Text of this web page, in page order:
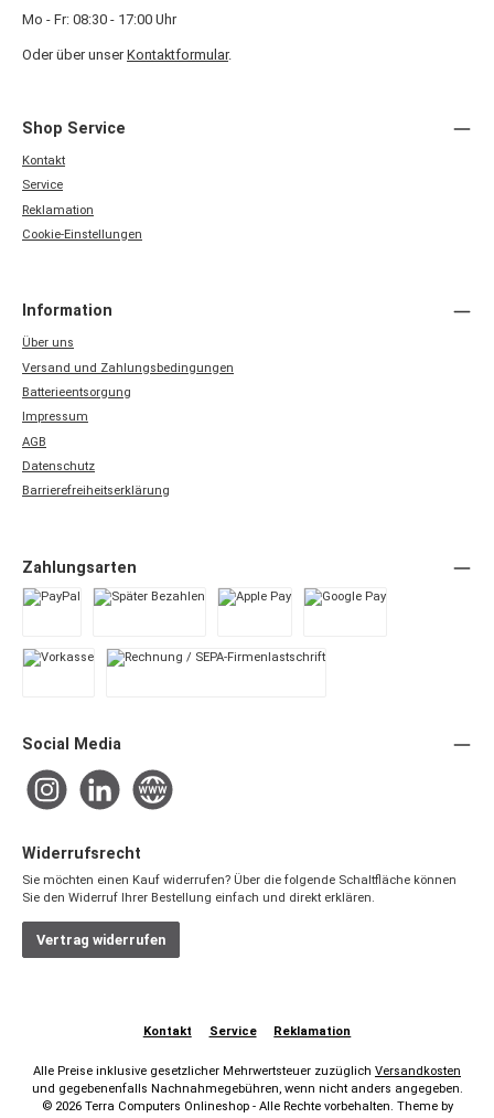
Mo - Fr: 08:30 - 17:00 Uhr
Oder über unser Kontaktformular.
Shop Service
Kontakt
Service
Reklamation
Cookie-Einstellungen
Information
Über uns
Versand und Zahlungsbedingungen
Batterieentsorgung
Impressum
AGB
Datenschutz
Barrierefreiheitserklärung
Zahlungsarten
Social Media
InstagramLinkedIn Website
Widerrufsrecht
Sie möchten einen Kauf widerrufen? Über die folgende Schaltfläche können
Sie den Widerruf Ihrer Bestellung einfach und direkt erklären.
Vertrag widerrufen
Kontakt Service Reklamation
Alle Preise inklusive gesetzlicher Mehrwertsteuer zuzüglich Versandkosten
und gegebenenfalls Nachnahmegebühren, wenn nicht anders angegeben.
© 2026 Terra Computers Onlineshop - Alle Rechte vorbehalten. Theme by